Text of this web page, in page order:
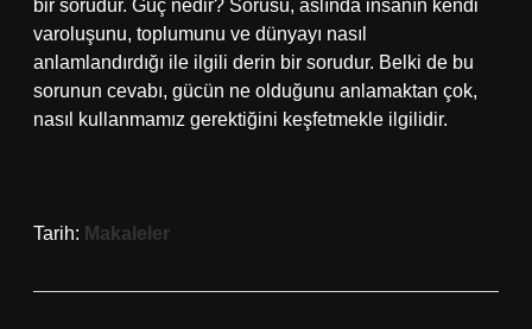
bir sorudur. Güç nedir? Sorusu, aslında insanın kendi
varoluşunu, toplumunu ve dünyayı nasıl
anlamlandırdığı ile ilgili derin bir sorudur. Belki de bu
sorunun cevabı, gücün ne olduğunu anlamaktan çok,
nasıl kullanmamız gerektiğini keşfetmekle ilgilidir.
Tarih: Makaleler